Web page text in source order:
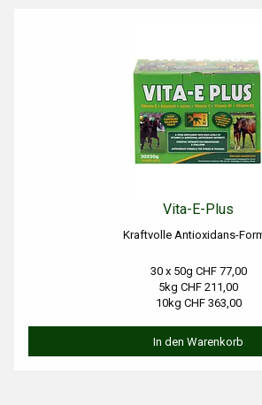
Vita-E-Plus
Kraftvolle Antioxidans-
30 x 50g CHF 77,00
5kg CHF 211,00
10kg CHF 363,00
In den Warenkorb